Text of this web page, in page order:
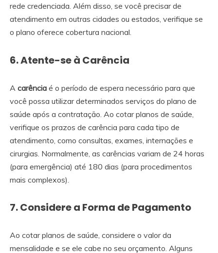
rede credenciada. Além disso, se você precisar de
atendimento em outras cidades ou estados, verifique se
o plano oferece cobertura nacional.
6. Atente-se à Carência
A carência é o período de espera necessário para que
você possa utilizar determinados serviços do plano de
saúde após a contratação. Ao cotar planos de saúde,
verifique os prazos de carência para cada tipo de
atendimento, como consultas, exames, internações e
cirurgias. Normalmente, as carências variam de 24 horas
(para emergência) até 180 dias (para procedimentos
mais complexos).
7. Considere a Forma de Pagamento
Ao cotar planos de saúde, considere o valor da
mensalidade e se ele cabe no seu orçamento. Alguns